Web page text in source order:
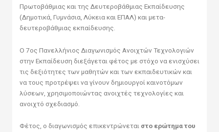
Πρωτοβάθμιας και της Δευτεροβάθμιας Εκπαίδευσης
(Δημοτικά, Γυμνάσια, Λύκεια και ΕΠΑΛ) και μετα-
δευτεροβάθμιας εκπαίδευσης.
Ο 7ος Πανελλήνιος Διαγωνισμός Ανοιχτών Τεχνολογιών
στην Εκπαίδευση διεξάγεται φέτος με στόχο να ενισχύσει
τις δεξιότητες των μαθητών και των εκπαιδευτικών και
να τους προτρέψει να γίνουν δημιουργοί καινοτόμων
λύσεων, χρησιμοποιώντας ανοιχτές τεχνολογίες και
ανοιχτό σχεδιασμό.
Φέτος, ο διαγωνισμός επικεντρώνεται στο ερώτημα του